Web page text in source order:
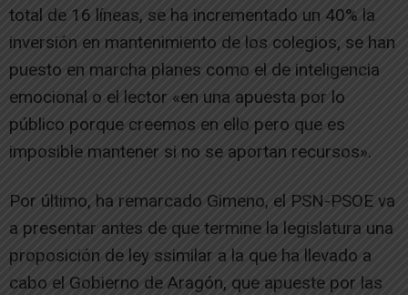
total de 16 líneas, se ha incrementado un 40% la
inversión en mantenimiento de los colegios, se han
puesto en marcha planes como el de inteligencia
emocional o el lector «en una apuesta por lo
público porque creemos en ello pero que es
imposible mantener si no se aportan recursos».
Por último, ha remarcado Gimeno, el PSN-PSOE va
a presentar antes de que termine la legislatura una
proposición de ley ssimilar a la que ha llevado a
cabo el Gobierno de Aragón, que apueste por las